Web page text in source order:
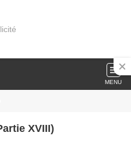
MENU
XVIII)